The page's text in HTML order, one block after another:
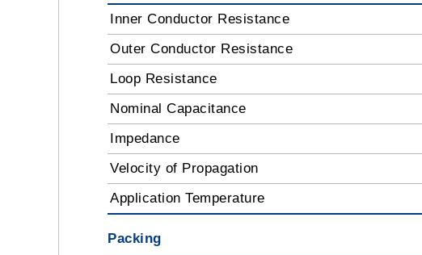
Inner Conductor Resistance
Outer Conductor Resistance
Loop Resistance
Nominal Capacitance
Impedance
Velocity of Propagation
Application Temperature
Packing